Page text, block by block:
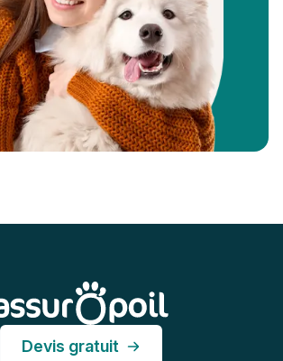
Devis gratuit